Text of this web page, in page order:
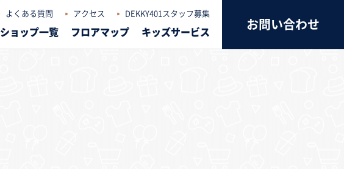
よくある質問 アクセス DEKKY401スタッフ募集
ショップ一覧 フロアマップ キッズサービス
お問い合わせ